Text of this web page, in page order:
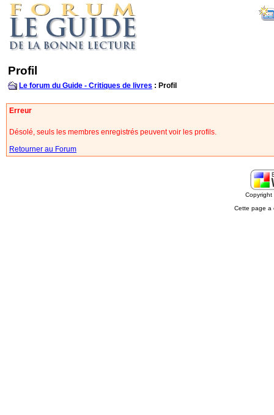
Profil
Le forum du Guide - Critiques de livres : Profil
Erreur
Désolé, seuls les membres enregistrés peuvent voir les profils.
Retourner au Forum
Cette page a